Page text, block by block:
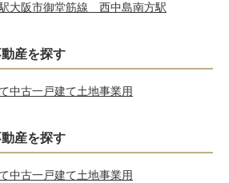
大阪市御堂筋線 西中島南方駅
産を探す
中古一戸建て土地事業用
産を探す
中古一戸建て土地事業用